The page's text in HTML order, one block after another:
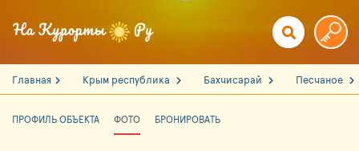
Главная Крым республика Бахчисарай Песчаное
ПРОФИЛЬ ОБЪЕКТА ФОТО БРОНИРОВАТЬ